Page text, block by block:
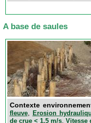
A base de saules
Contexte
fleuve, Erosion
de crue < 1,5 m/s, Vitesse